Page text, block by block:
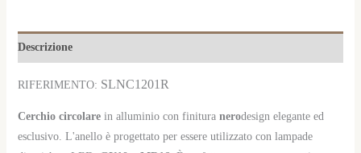
Descrizione
RIFERIMENTO: SLNC1201R
Cerchio circolarein alluminio con finitura nerodesign elegante ed
esclusivo. L'anello è progettato per essere utilizzato con lampade